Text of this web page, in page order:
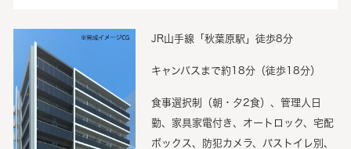
JR山手線「秋葉原駅」徒歩8分
キャンパスまで約18分（徒歩18分）
食事選択制（朝・夕2食）、管理人日
勤、家具家電付き、オートロック、宅配
ボックス、防犯カメラ、バストイレ別、